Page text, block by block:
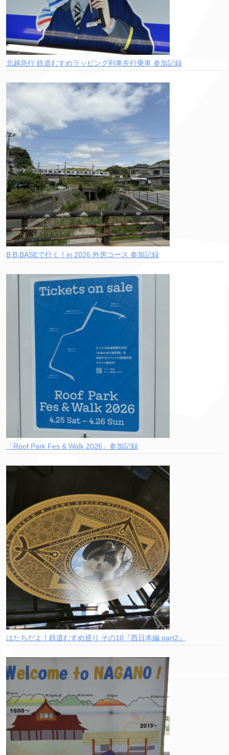
北越急行 鉄道むすめラッピング列車先行乗車 参加記録
B.B.BASEで行く！in 2026 外房コース 参加記録
「Roof Park Fes & Walk 2026」参加記録
はたちだよ！鉄道むすめ巡り その10『西日本編 part2』